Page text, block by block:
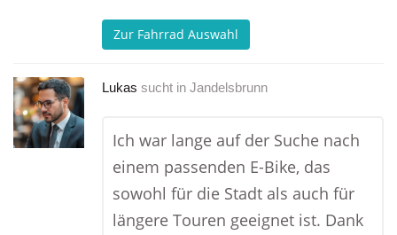
Zur Fahrrad Auswahl
Lukas sucht in Jandelsbrunn
Ich war lange auf der Suche nach
einem passenden E-Bike, das
sowohl für die Stadt als auch für
längere Touren geeignet ist. Dank